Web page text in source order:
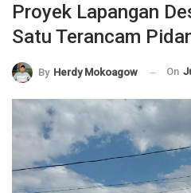
Proyek Lapangan
Satu Terancam
By Herdy Mokoagow On